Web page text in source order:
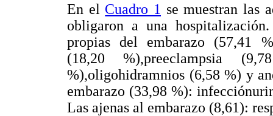
En el Cuadro 1 se muestran las
obligaron a una
propias del embarazo (57,41
(18,20 %),preeclampsia
%),oligohidramnios (6,58 %) y
embarazo (33,98 %):
Las ajenas al embarazo (8,61):